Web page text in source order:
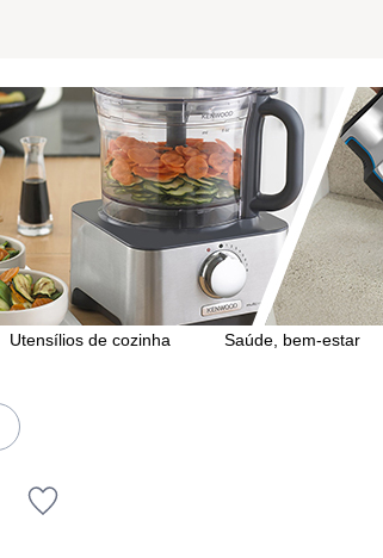
Utensílios de cozinha Saúde, bem-estar